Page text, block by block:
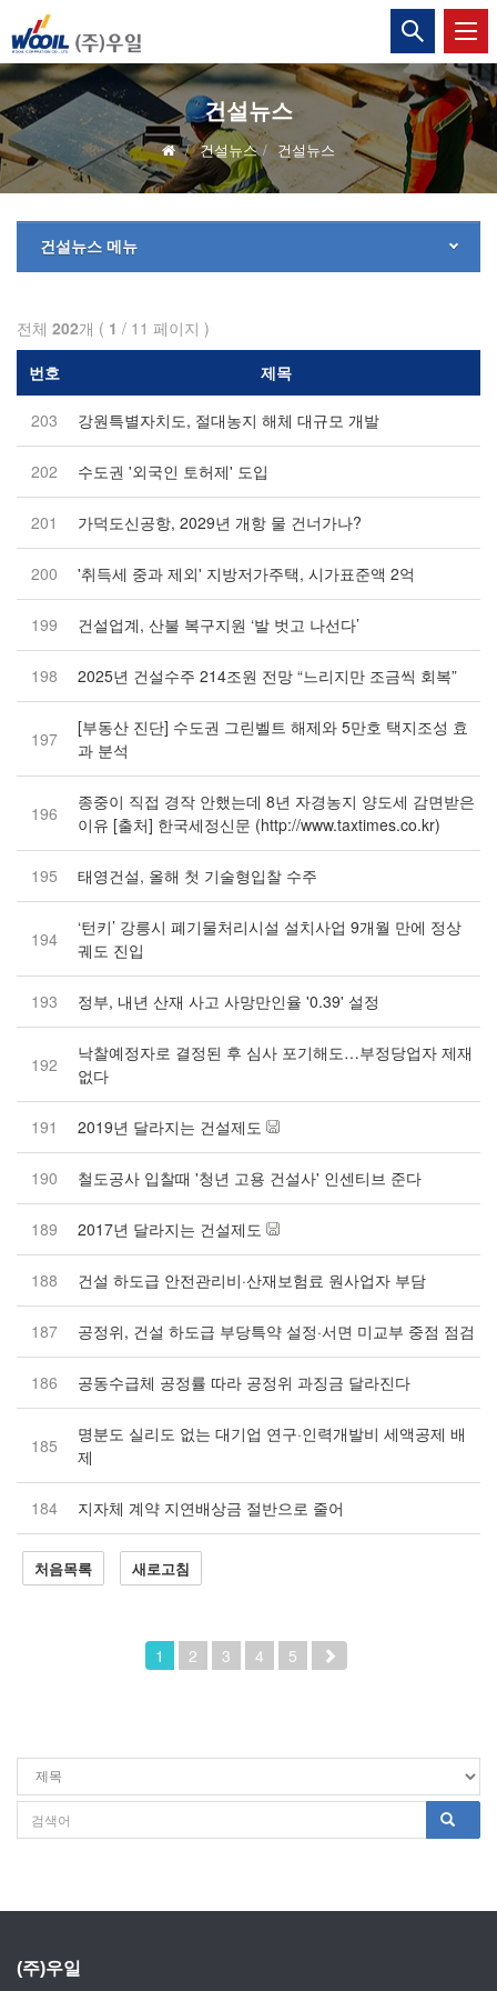
(주)
우
일
통
합
검
색
열
기
건설뉴스
건설뉴스 건설뉴스
건설뉴스 메뉴
전체 202개 ( 1 / 11 페이지 )
번호
제목
203 강원특별자치도, 절대농지 해체 대규모 개발
202 수도권 '외국인 토허제' 도입
201 가덕도신공항, 2029년 개항 물 건너가나?
200 '취득세 중과 제외' 지방저가주택, 시가표준액 2억
199 건설업계, 산불 복구지원 ‘발 벗고 나선다’
198 2025년 건설수주 214조원 전망 “느리지만 조금씩 회복”
197
[부동산 진단] 수도권 그린벨트 해제와 5만호 택지조성 효
과 분석
196
종중이 직접 경작 안했는데 8년 자경농지 양도세 감면받은
이유 [출처] 한국세정신문 (http://www.taxtimes.co.kr)
195 태영건설, 올해 첫 기술형입찰 수주
194
‘턴키’ 강릉시 폐기물처리시설 설치사업 9개월 만에 정상
궤도 진입
193 정부, 내년 산재 사고 사망만인율 '0.39' 설정
192
낙찰예정자로 결정된 후 심사 포기해도…부정당업자 제재
없다
191 2019년 달라지는 건설제도
190 철도공사 입찰때 '청년 고용 건설사' 인센티브 준다
189 2017년 달라지는 건설제도
188 건설 하도급 안전관리비·산재보험료 원사업자 부담
187 공정위, 건설 하도급 부당특약 설정·서면 미교부 중점 점검
186 공동수급체 공정률 따라 공정위 과징금 달라진다
185
명분도 실리도 없는 대기업 연구·인력개발비 세액공제 배
제
184 지자체 계약 지연배상금 절반으로 줄어
처음목록 새로고침
1 2 3 4 5
(주)우일